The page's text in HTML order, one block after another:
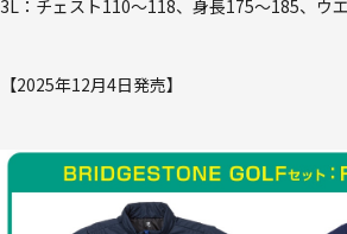
3L：チェスト110～118、身長175～185、ウ
【2025年12月4日発売】